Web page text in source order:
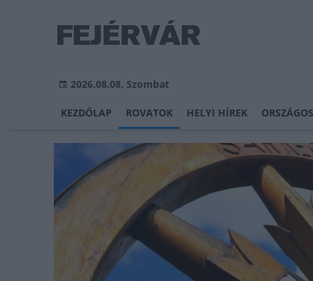
2026.08.08, Szombat
KEZDŐLAP ROVATOK HELYI HÍREK